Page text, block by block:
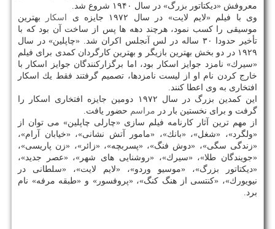
معروفش «دیكتاتور بزرگ» در سال ۱۹۴۰ شروع شد.
وی با فیلم «لایم لایت» در سال ۱۹۷۲ جایزه ی
اسكار
بهترین
موسیقی را كسب نمود، هرچند دهه ها پس از ساخت آن بود كه با
تأخیر حدودا ۳۰ ساله در لس آنجلس اكران شد. «چاپلین» در سال
۱۹۲۹ در دو بخش بهترین بازیگر و بهترین كارگردان كمدی برای فیلم
«سیرك» نامزد جوایز اسكار بود، اما برگزاركنندگان جوایز اسكار با
خارج كردن نام او از لیست نامزدها، تصمیم گرفتند فقط یك اسكار
افتخاری به وی اعطا كنند.
این كمدین بزرگ در سال ۱۹۷۲ دومین جایزه افتخاری اسكار را
گرفت و برای نخستین بار در مراسم حضور یافت.
از مهم ترین آثار كارنامه فیلم سازی «چارلی چاپلین» می توان از
«ولگرد»، «شغل»، «بانك»، «مامور آتش نشانی»، «خیابان آرام»،
«زندگی سگی»، «دوش فنگ»، «پسربچه»، «زائر»، «زن پاریسی»،
«جویندگان طلا»، «سیرك»، «روشنایی های شهر»، «عصر جدید»،
«دیكتاتور بزرگ»، «موسیو وردو»، «لایم لایت»، «سلطانی در
نیویورك»، «كنتسی از هنگ كنگ»، «پروفسور» و «طبقه مرفه» نام
برد.